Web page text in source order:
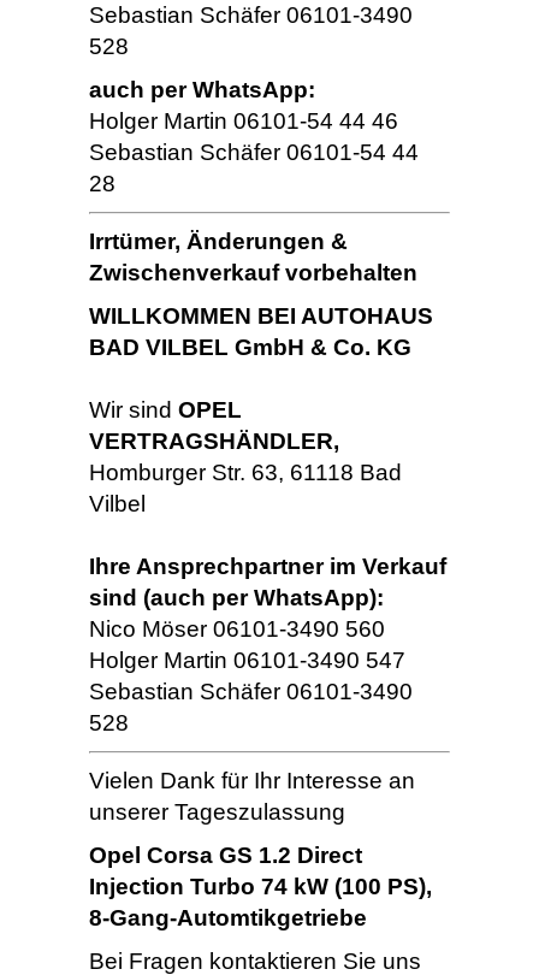
Sebastian Schäfer 06101-3490
528
auch per WhatsApp:
Holger Martin 06101-54 44 46
Sebastian Schäfer 06101-54 44
28
Irrtümer, Änderungen &
Zwischenverkauf vorbehalten
WILLKOMMEN BEI AUTOHAUS
BAD VILBEL GmbH & Co. KG
Wir sind OPEL
VERTRAGSHÄNDLER,
Homburger Str. 63, 61118 Bad
Vilbel
Ihre Ansprechpartner im Verkauf
sind (auch per WhatsApp):
Nico Möser 06101-3490 560
Holger Martin 06101-3490 547
Sebastian Schäfer 06101-3490
528
Vielen Dank für Ihr Interesse an
unserer Tageszulassung
Opel Corsa GS 1.2 Direct
Injection Turbo 74 kW (100 PS),
8-Gang-Automtikgetriebe
Bei Fragen kontaktieren Sie uns